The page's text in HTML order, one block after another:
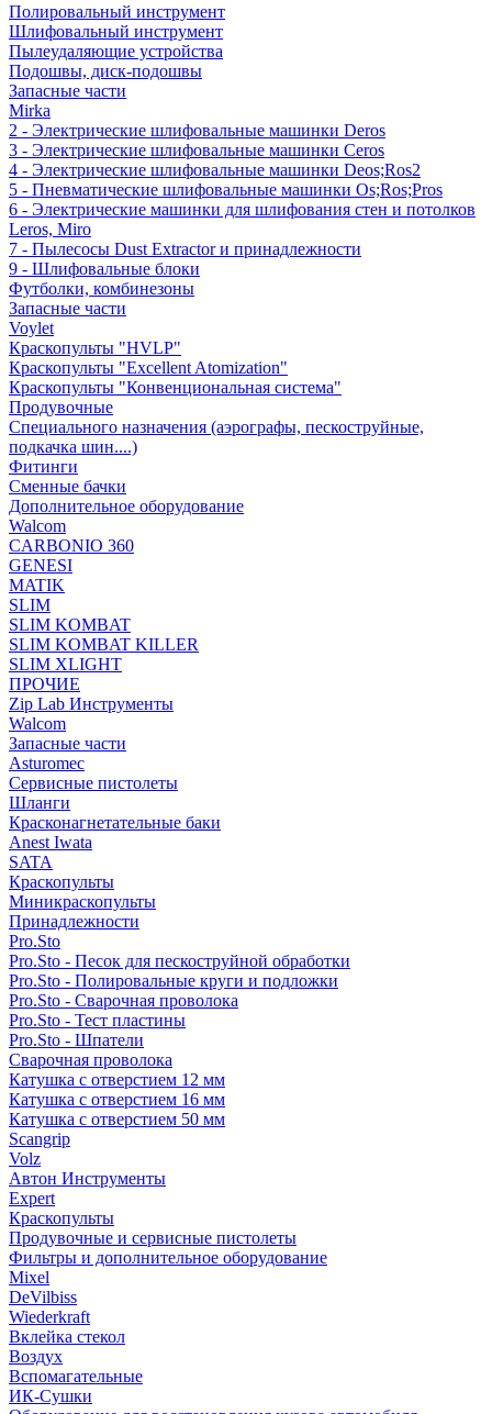
Полировальный инструмент
Шлифовальный инструмент
Пылеудаляющие устройства
Подошвы, диск-подошвы
Запасные части
Mirka
2 - Электрические шлифовальные машинки Deros
3 - Электрические шлифовальные машинки Ceros
4 - Электрические шлифовальные машинки Deos;Ros2
5 - Пневматические шлифовальные машинки Os;Ros;Pros
6 - Электрические машинки для шлифования стен и потолков
Leros, Miro
7 - Пылесосы Dust Extractor и принадлежности
9 - Шлифовальные блоки
Футболки, комбинезоны
Запасные части
Voylet
Краскопульты "HVLP"
Краскопульты "Excellent Atomization"
Краскопульты "Конвенциональная система"
Продувочные
Специального назначения (аэрографы, пескоструйные,
подкачка шин....)
Фитинги
Сменные бачки
Дополнительное оборудование
Walcom
CARBONIO 360
GENESI
MATIK
SLIM
SLIM KOMBAT
SLIM KOMBAT KILLER
SLIM XLIGHT
ПРОЧИЕ
Zip Lab Инструменты
Walсom
Запасные части
Asturomec
Сервисные пистолеты
Шланги
Красконагнетательные баки
Anest Iwata
SATA
Краскопульты
Миникраскопульты
Принадлежности
Pro.Sto
Pro.Sto - Песок для пескоструйной обработки
Pro.Sto - Полировальные круги и подложки
Pro.Sto - Сварочная проволока
Pro.Sto - Тест пластины
Pro.Sto - Шпатели
Сварочная проволока
Катушка с отверстием 12 мм
Катушка с отверстием 16 мм
Катушка с отверстием 50 мм
Scangrip
Volz
Автон Инструменты
Expert
Краскопульты
Продувочные и сервисные пистолеты
Фильтры и дополнительное оборудование
Mixel
DeVilbiss
Wiederkraft
Вклейка стекол
Воздух
Вспомагательные
ИК-Сушки